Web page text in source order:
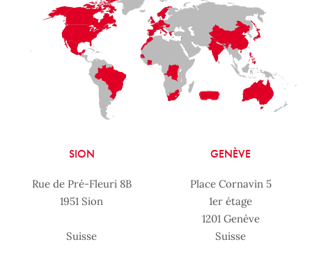
SION
Rue de Pré-Fleuri 8B
1951 Sion
Suisse
GENÈVE
Place Cornavin 5
1er étage
1201 Genève
Suisse